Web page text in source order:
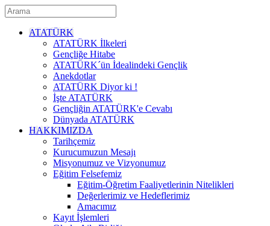
ATATÜRK
ATATÜRK İlkeleri
Gençliğe Hitabe
ATATÜRK´ün İdealindeki Gençlik
Anekdotlar
ATATÜRK Diyor ki !
İşte ATATÜRK
Gençliğin ATATÜRK'e Cevabı
Dünyada ATATÜRK
HAKKIMIZDA
Tarihçemiz
Kurucumuzun Mesajı
Misyonumuz ve Vizyonumuz
Eğitim Felsefemiz
Eğitim-Öğretim Faaliyetlerinin Nitelikleri
Değerlerimiz ve Hedeflerimiz
Amacımız
Kayıt İşlemleri